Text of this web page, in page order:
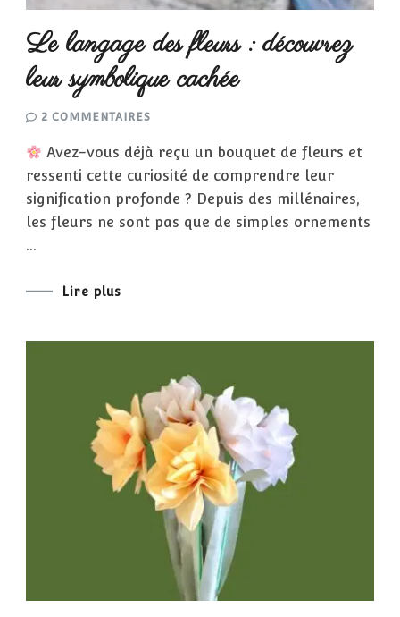
Le langage des fleurs : découvrez
leur symbolique cachée
2 COMMENTAIRES
DES
FLEURS
:
DÉCOUVREZ
LEUR
SYMBOLIQUE
CACHÉE
Avez-vous déjà reçu un bouquet de fleurs et
ressenti cette curiosité de comprendre leur
signification profonde ? Depuis des millénaires,
les fleurs ne sont pas que de simples ornements
…
Lire plus